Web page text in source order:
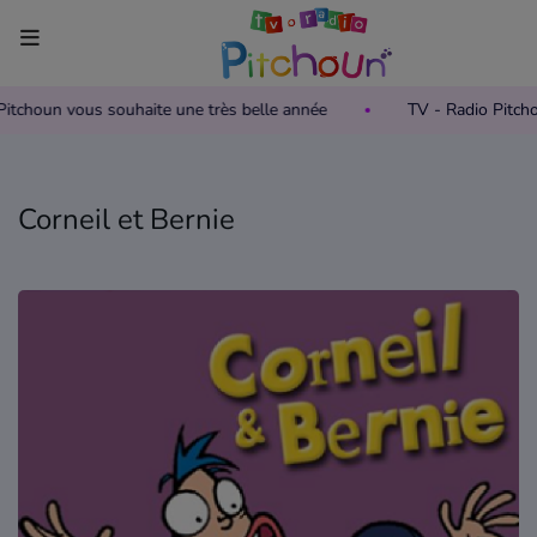
vous souhaite une très belle année TV - Radio
Accueil
Replay TV Pitchoun
Où regarder TV Pitchoun ?
Grille des programmes Radio
Podcasts
Corneil et Bernie